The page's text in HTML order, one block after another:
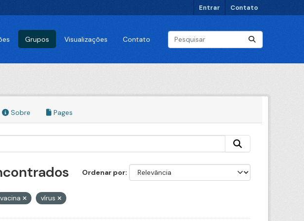
Entrar Contato
Grupos Visualizações Contato
Sobre Pages
Ordenar por
vacina vírus